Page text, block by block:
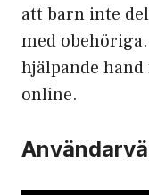
att barn inte
med
hjälpande
online.